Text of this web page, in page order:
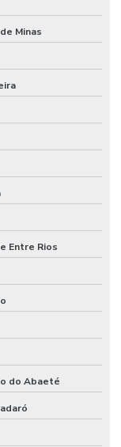
Minas
Entre Rios
do Abaeté